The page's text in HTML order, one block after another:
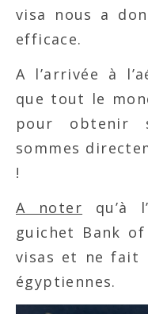
visa nous a
efficace.
A l’arrivée à
que tout le
pour obtenir
sommes
!
A noter qu’à
guichet Bank
visas et ne fait
égyptiennes.